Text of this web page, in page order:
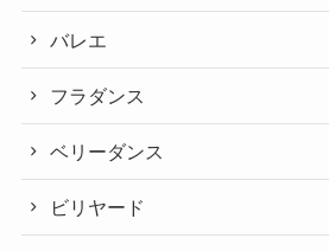
バレエ
フラダンス
ベリーダンス
ビリヤード